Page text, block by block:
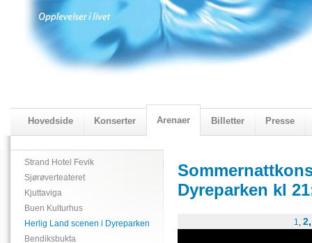
Hovedside Konserter Arenaer Billetter Presse
2018 Programmet Visningskatalogen 2018
Strand Hotel Fevik
Sjørøverteateret
Kjuttaviga
Buen Kulturhus
Herlig Land scenen i Dyreparken
Bendiksbukta
Dyreparken kl
1, 2